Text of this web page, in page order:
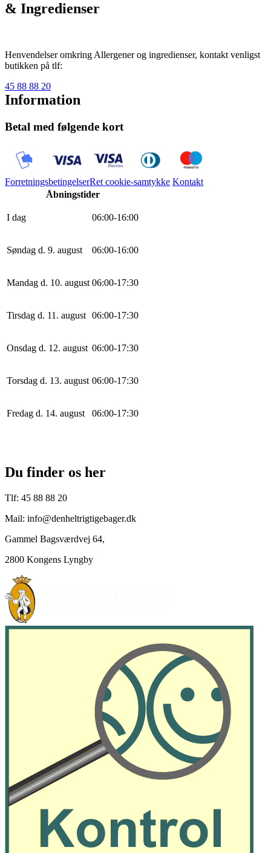
& Ingredienser
Henvendelser omkring Allergener og ingredienser, kontakt venligst
butikken på tlf:
45 88 88 20
Information
Betal med følgende kort
ForretningsbetingelserRet cookie-samtykke Kontakt
Åbningstider
I dag 06:00-16:00
Søndag d. 9. august 06:00-16:00
Mandag d. 10. august 06:00-17:30
Tirsdag d. 11. august 06:00-17:30
Onsdag d. 12. august 06:00-17:30
Torsdag d. 13. august 06:00-17:30
Fredag d. 14. august 06:00-17:30
Du finder os her
Tlf: 45 88 88 20
Mail: info@denheltrigtigebager.dk
Gammel Bagsværdvej 64,
2800 Kongens Lyngby